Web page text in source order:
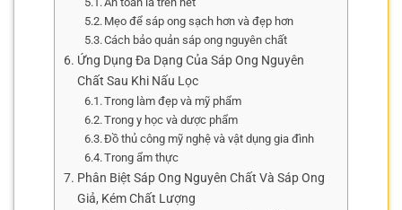
Mẹo để sáp ong sạch hơn và đẹp hơn
Cách bảo quản sáp ong nguyên chất
Ứng Dụng Đa Dạng Của Sáp Ong Nguyên
Chất Sau Khi Nấu Lọc
Trong làm đẹp và mỹ phẩm
Trong y học và dược phẩm
Đồ thủ công mỹ nghệ và vật dụng gia đình
Trong ẩm thực
Phân Biệt Sáp Ong Nguyên Chất Và Sáp Ong
Giả, Kém Chất Lượng